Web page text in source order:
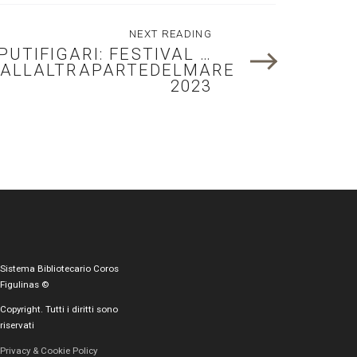
NEXT READING
FESTIVAL …
2023
Sistema Bibliotecario Coros
Figulinas ©
Copyright. Tutti i diritti sono
riservati
Privacy & Cookie Policy